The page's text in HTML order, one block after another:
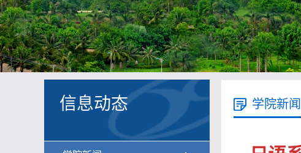
信息动态 学院新闻